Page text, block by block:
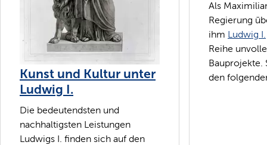
Kunst und Kultur unter
Ludwig I.
Die bedeutendsten und
nachhaltigsten Leistungen
Ludwigs I. finden sich auf den
Als
Regierung
ihm Ludwig I.
Reihe
Bauprojekte.
den